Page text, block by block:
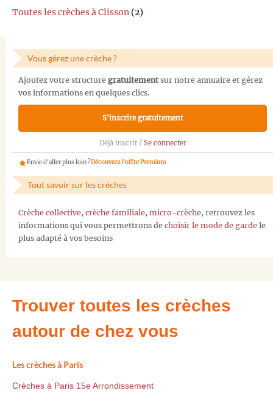
Toutes les crèches à Clisson (2)
Vous gérez une crèche ?
Ajoutez votre structure gratuitementsur notre annuaire et gérez
vos informations en quelques clics.
S'inscrire gratuitement
Déjà inscrit ? Se connecter
Envie d'aller plus loin ?Découvrez l'offre Premium
Tout savoir sur les crèches
Crèche collective, crèche familiale, micro-crèche, retrouvez les
informations qui vous permettrons de choisir le mode de garde le
plus adapté à vos besoins
Trouver toutes les crèches
autour de chez vous
Les crèches à Paris
Crèches à Paris 15e Arrondissement